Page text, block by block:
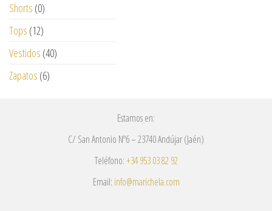
Shorts (0)
Tops (12)
Vestidos (40)
Zapatos (6)
Estamos en:
C/ San Antonio Nº6 – 23740 Andújar (Jaén)
Teléfono:+34 953 03 82 92
Email: info@marichela.com